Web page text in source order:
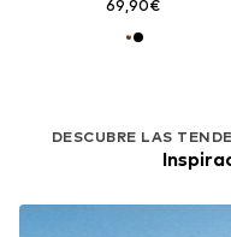
69,90€
DESCUBRE LAS